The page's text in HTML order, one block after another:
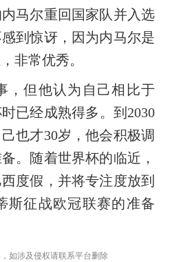
马尔重回国家队并入选
到惊讶，因为内马尔是
非常优秀。
，但他认为自己相比于
已经成熟得多。到2030
也才30岁，他会积极调
。随着世界杯的临近，
度假，并将专注度放到
斯征战欧冠联赛的准备
如涉及侵权请联系平台删除